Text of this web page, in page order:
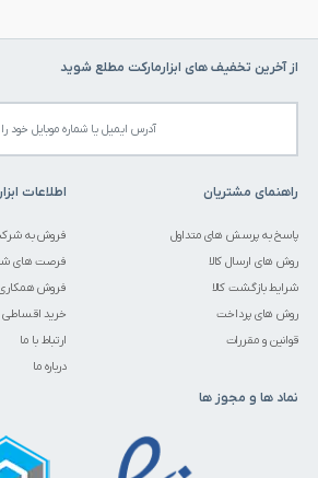
از آخرین تخفیف های ابزارمارکت مطلع شوید
راهنمای مشتریان
پاسخ به پرسش های متداول
روش های ارسال کالا
شرایط بازگشت کالا
روش های پرداخت
قوانین و مقررات
اطلاعات
فروش به
فرصت های
فروش
خرید اقساطی
ارتباط با ما
درباره ما
نماد ها و مجوز ها